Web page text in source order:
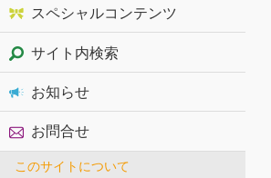
スペシャルコンテンツ
サイト内検索
お知らせ
お問合せ
このサイトについて